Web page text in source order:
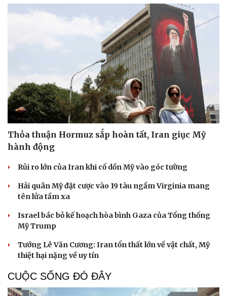
Thỏa thuận Hormuz sắp hoàn tất, Iran giục Mỹ
hành động
Rủi ro lớn của Iran khi cố dồn Mỹ vào góc tường
Hải quân Mỹ đặt cược vào 19 tàu ngầm Virginia mang
tên lửa tầm xa
Israel bác bỏ kế hoạch hòa bình Gaza của Tổng thống
Mỹ Trump
Tướng Lê Văn Cương: Iran tổn thất lớn về vật chất, Mỹ
thiệt hại nặng về uy tín
CUỘC SỐNG ĐÓ ĐÂY